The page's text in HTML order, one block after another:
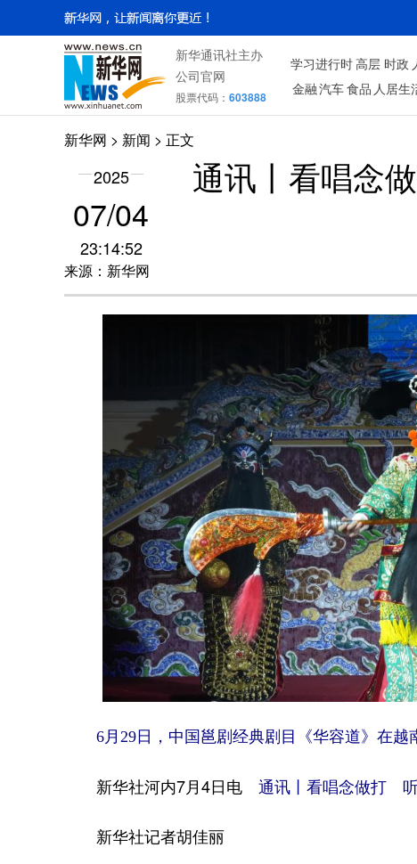
新华通讯社主办
公司官网
股票代码： 603888
学习进行时 高层 时政
金融 汽车 食品 人居生
新华网 > 新闻 > 正文
2025
07/04
23:14:52
来源：新华网
通讯丨看唱念
6月29日，中国邕剧经典剧目《华容道》在
新华社河内7月4日电 通讯丨看唱念做打
新华社记者胡佳丽